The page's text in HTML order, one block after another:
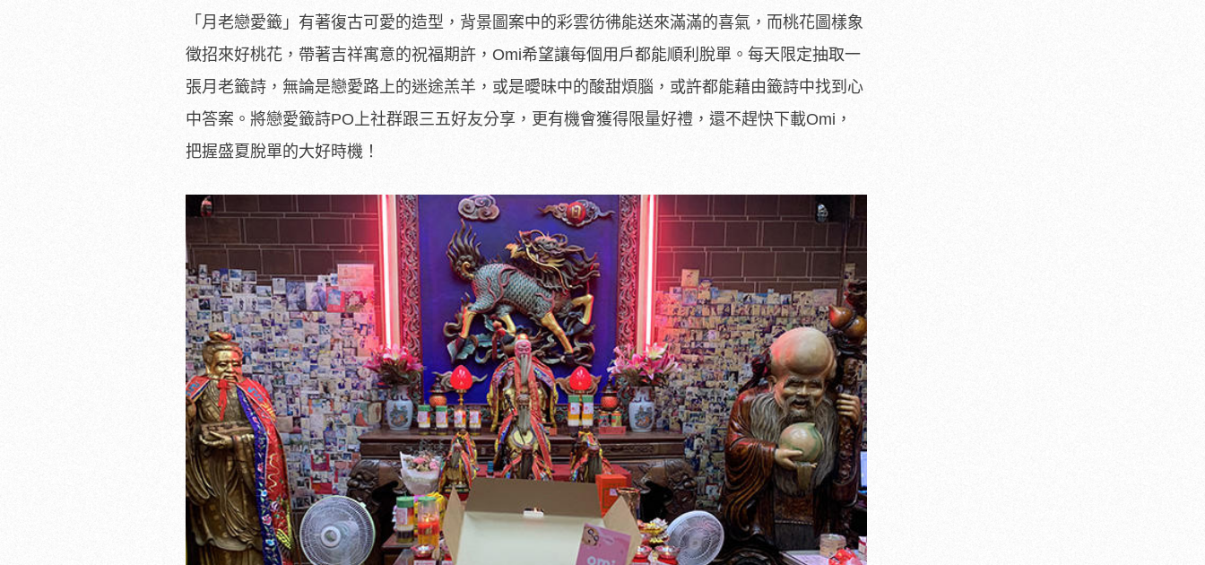
「月老戀愛籤」有著復古可愛的造型，背景圖案中的彩雲彷彿能送來滿滿的喜氣，而桃花圖樣象
徵招來好桃花，帶著吉祥寓意的祝福期許，Omi希望讓每個用戶都能順利脫單。每天限定抽取一
張月老籤詩，無論是戀愛路上的迷途羔羊，或是曖昧中的酸甜煩腦，或許都能藉由籤詩中找到心
中答案。將戀愛籤詩PO上社群跟三五好友分享，更有機會獲得限量好禮，還不趕快下載Omi，
把握盛夏脫單的大好時機！